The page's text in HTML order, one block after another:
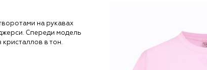
на рукавах
Спереди модель
кристаллов в тон.